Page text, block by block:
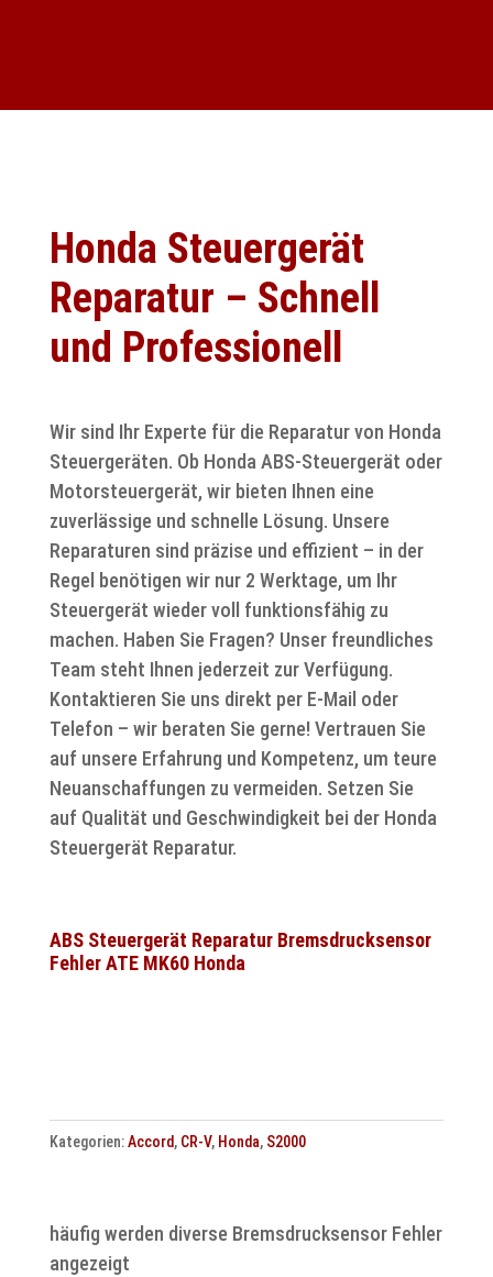
Honda Steuergerät
Reparatur – Schnell
und Professionell
Wir sind Ihr Experte für die Reparatur von Honda
Steuergeräten. Ob Honda ABS-Steuergerät oder
Motorsteuergerät, wir bieten Ihnen eine
zuverlässige und schnelle Lösung. Unsere
Reparaturen sind präzise und effizient – in der
Regel benötigen wir nur 2 Werktage, um Ihr
Steuergerät wieder voll funktionsfähig zu
machen. Haben Sie Fragen? Unser freundliches
Team steht Ihnen jederzeit zur Verfügung.
Kontaktieren Sie uns direkt per E-Mail oder
Telefon – wir beraten Sie gerne! Vertrauen Sie
auf unsere Erfahrung und Kompetenz, um teure
Neuanschaffungen zu vermeiden. Setzen Sie
auf Qualität und Geschwindigkeit bei der Honda
Steuergerät Reparatur.
ABS Steuergerät Reparatur Bremsdrucksensor
Fehler ATE MK60 Honda
Kategorien:Accord, CR-V, Honda, S2000
häufig werden diverse Bremsdrucksensor Fehler
angezeigt